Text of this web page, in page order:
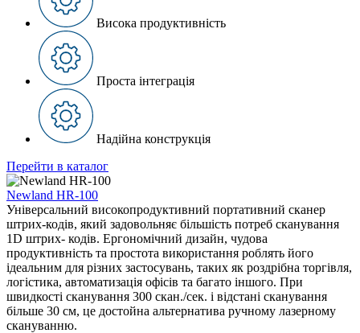
Висока продуктивність
Проста інтеграція
Надійна конструкція
Перейти в каталог
Newland HR-100
Універсальний високопродуктивний портативний сканер
штрих-кодів, який задовольняє більшість потреб сканування
1D штрих- кодів. Ергономічний дизайн, чудова
продуктивність та простота використання роблять його
ідеальним для різних застосувань, таких як роздрібна торгівля,
логістика, автоматизація офісів та багато іншого. При
швидкості сканування 300 скан./сек. і відстані сканування
більше 30 см, це достойна альтернатива ручному лазерному
скануванню.